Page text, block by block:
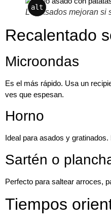
alt
Los asados mejoran si
Recalentado
Microondas
Es el más rápido. Usa un
ves que espesan.
Horno
Ideal para asados y gratinados.
Sartén o
Perfecto para saltear arroces,
Tiempos